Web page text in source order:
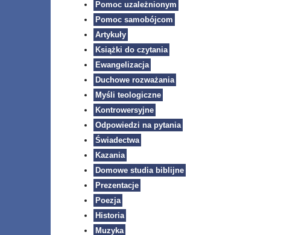
Pomoc uzależnionym
Pomoc samobójcom
Artykuły
Książki do czytania
Ewangelizacja
Duchowe rozważania
Myśli teologiczne
Kontrowersyjne
Odpowiedzi na pytania
Świadectwa
Kazania
Domowe studia biblijne
Prezentacje
Poezja
Historia
Muzyka